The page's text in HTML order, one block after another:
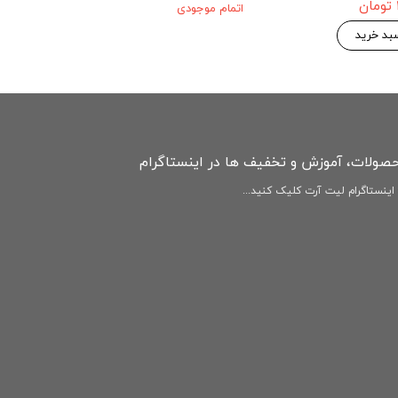
افزودن به سبد خرید خرید
آموزش و تخفیف ها در اینستاگرام
لیت آرت کلیک کنید...